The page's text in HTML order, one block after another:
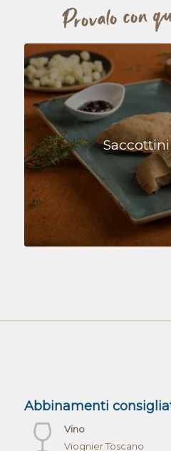
Abbinamenti
Vino
Viognier Toscano